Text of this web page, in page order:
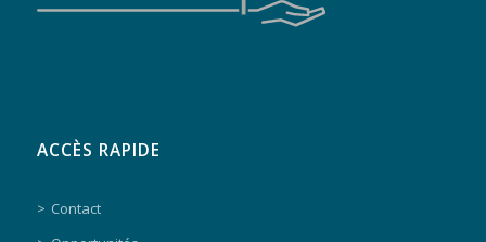
ACCÈS RAPIDE
Contact